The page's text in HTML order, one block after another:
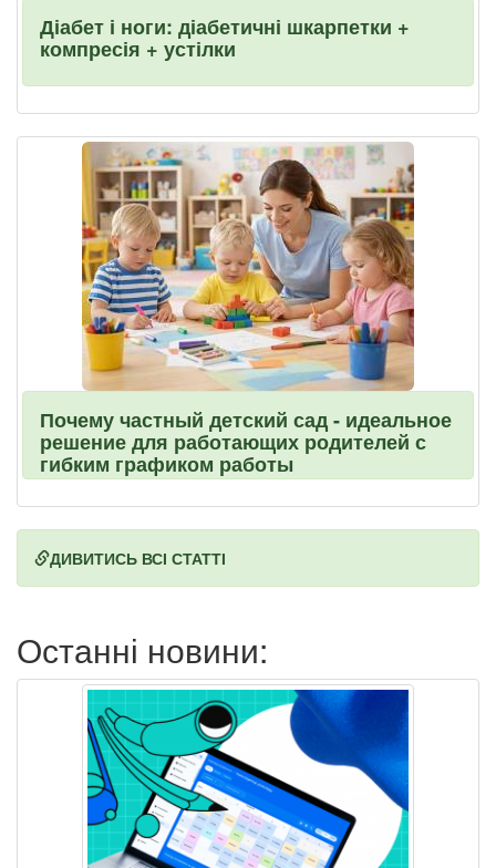
Діабет і ноги: діабетичні шкарпетки +
компресія + устілки
Почему частный детский сад - идеальное
решение для работающих родителей с
гибким графиком работы
ДИВИТИСЬ ВСІ СТАТТІ
Останні новини: